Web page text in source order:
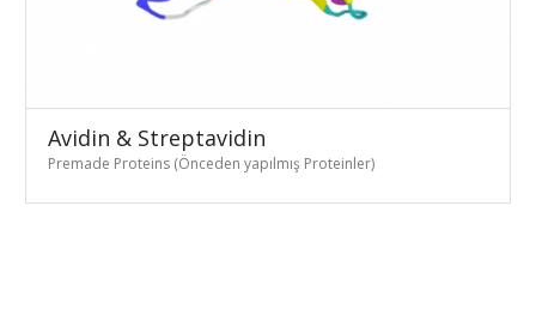
Avidin & Streptavidin
Premade Proteins (Önceden yapılmış Proteinler)